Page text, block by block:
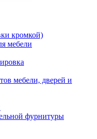
кромкой)
мебели
мебели, дверей и
фурнитуры